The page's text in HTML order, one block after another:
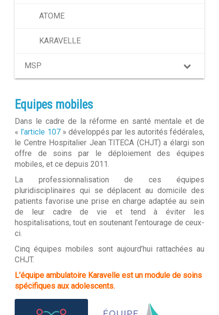
ATOME
KARAVELLE
MSP
Equipes mobiles
Dans le cadre de la réforme en santé mentale et de
« l’article 107» développés par les autorités fédérales,
le Centre Hospitalier Jean TITECA (CHJT) a élargi son
offre de soins par le déploiement des équipes
mobiles, et ce depuis 2011.
La professionnalisation de ces équipes
pluridisciplinaires qui se déplacent au domicile des
patients favorise une prise en charge adaptée au sein
de leur cadre de vie et tend à éviter les
hospitalisations, tout en soutenant l’entourage de ceux-
ci.
Cinq équipes mobiles sont aujourd’hui rattachées au
CHJT.
L’équipe ambulatoire Karavelle est un module de soins
spécifiques aux adolescents.